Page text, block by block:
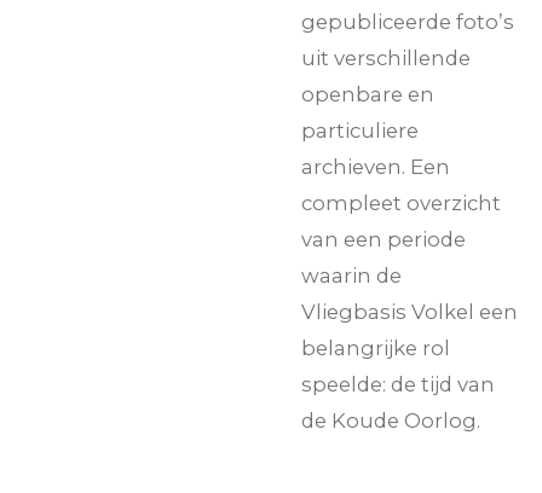
gepubliceerde foto’s
uit verschillende
openbare en
particuliere
archieven. Een
compleet overzicht
van een periode
waarin de
Vliegbasis Volkel een
belangrijke rol
speelde: de tijd van
de Koude Oorlog.